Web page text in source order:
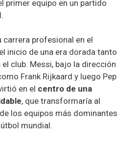
primer equipo en un partido
carrera profesional en el
inicio de una era dorada tanto
club. Messi, bajo la dirección
Frank Rijkaard y luego Pep
en el centro de una
, que transformaría al
los equipos más dominantes
mundial.